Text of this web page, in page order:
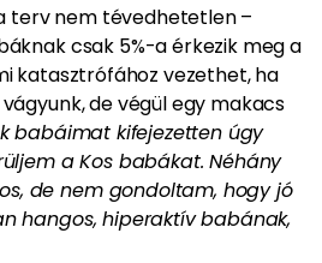
terv nem tévedhetetlen –
csak 5%-a érkezik meg a
katasztrófához vezethet, ha
de végül egy makacs
babáimat kifejezetten úgy
a Kos babákat. Néhány
de nem gondoltam, hogy jó
hangos, hiperaktív babának,